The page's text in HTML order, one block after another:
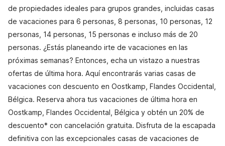
de propiedades ideales para grupos grandes, incluidas casas
de vacaciones para 6 personas, 8 personas, 10 personas, 12
personas, 14 personas, 15 personas e incluso más de 20
personas. ¿Estás planeando irte de vacaciones en las
próximas semanas? Entonces, echa un vistazo a nuestras
ofertas de última hora. Aquí encontrarás varias casas de
vacaciones con descuento en Oostkamp, Flandes Occidental,
Bélgica. Reserva ahora tus vacaciones de última hora en
Oostkamp, Flandes Occidental, Bélgica y obtén un 20% de
descuento* con cancelación gratuita. Disfruta de la escapada
definitiva con las excepcionales casas de vacaciones de